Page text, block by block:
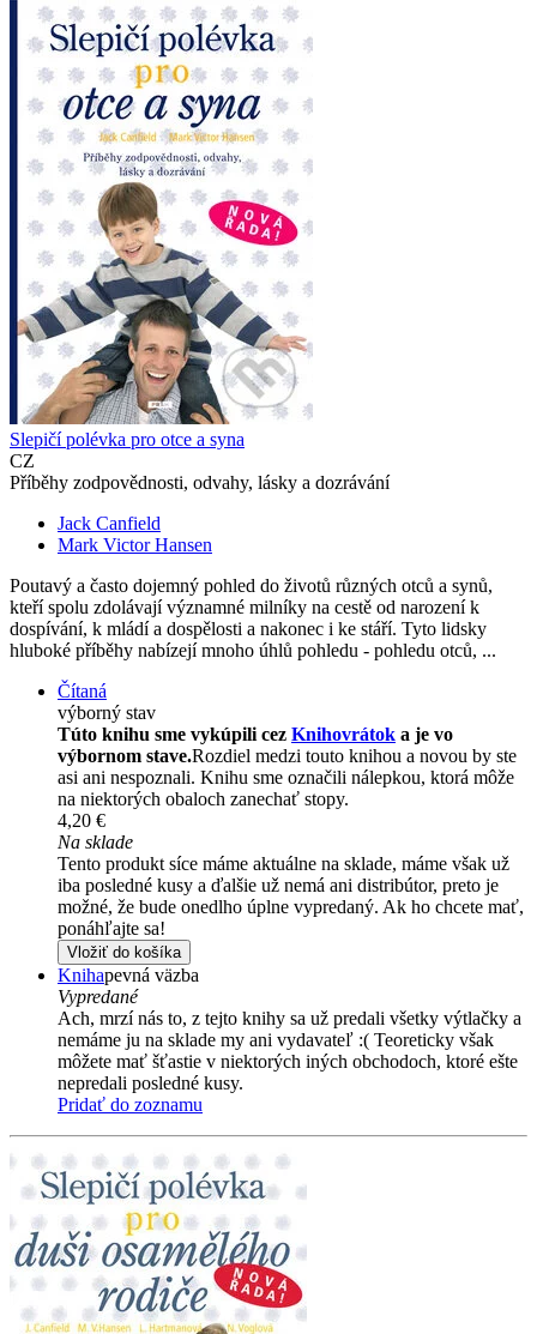
Slepičí polévka pro otce a syna
CZ
Příběhy zodpovědnosti, odvahy, lásky a dozrávání
Jack Canfield
Mark Victor Hansen
Poutavý a často dojemný pohled do životů různých otců a synů,
kteří spolu zdolávají významné milníky na cestě od narození k
dospívání, k mládí a dospělosti a nakonec i ke stáří. Tyto lidsky
hluboké příběhy nabízejí mnoho úhlů pohledu - pohledu otců, ...
Čítaná
výborný stav
Túto knihu sme vykúpili cez Knihovrátok a je vo
výbornom stave.Rozdiel medzi touto knihou a novou by ste
asi ani nespoznali. Knihu sme označili nálepkou, ktorá môže
na niektorých obaloch zanechať stopy.
4,20 €
Na sklade
Tento produkt síce máme aktuálne na sklade, máme však už
iba posledné kusy a ďalšie už nemá ani distribútor, preto je
možné, že bude onedlho úplne vypredaný. Ak ho chcete mať,
ponáhľajte sa!
Vložiť do košíka
Knihapevná väzba
Vypredané
Ach, mrzí nás to, z tejto knihy sa už predali všetky výtlačky a
nemáme ju na sklade my ani vydavateľ :( Teoreticky však
môžete mať šťastie v niektorých iných obchodoch, ktoré ešte
nepredali posledné kusy.
Pridať do zoznamu